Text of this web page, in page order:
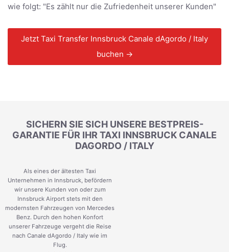
wie folgt: "Es zählt nur die Zufriedenheit unserer Kunden"
Jetzt Taxi Transfer Innsbruck Canale dAgordo / Italy
buchen →
SICHERN SIE SICH UNSERE BESTPREIS-
GARANTIE FÜR IHR TAXI INNSBRUCK CANALE
DAGORDO / ITALY
Als eines der ältesten Taxi
Unternehmen in Innsbruck, befördern
wir unsere Kunden von oder zum
Innsbruck Airport stets mit den
modernsten Fahrzeugen von Mercedes
Benz. Durch den hohen Konfort
unserer Fahrzeuge vergeht die Reise
nach Canale dAgordo / Italy wie im
Flug.